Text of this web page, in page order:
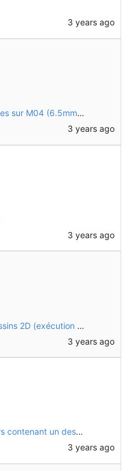
3 years ago
Correction diamètre des perçages sur M04 (6.5mm et non pas 6mm)
3 years ago
3 years ago
Génération automatique des dessins 2D (exécution du script)
3 years ago
Ajout de l'export PDF des fichiers contenant un dessin TechDraw
3 years ago